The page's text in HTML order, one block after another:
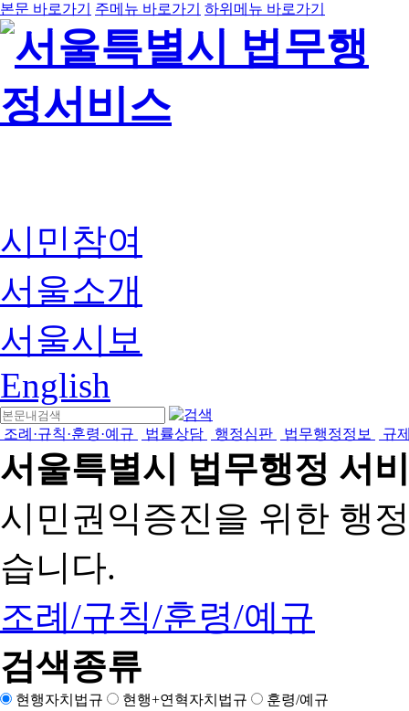
본문 바로가기 주메뉴 바로가기 하위메뉴 바로가기
시민참여
서울소개
서울시보
English
조례·규칙·훈령·예규 법률상담 행정심판 법무행정정보 규
서울특별시 법무행정 서
시민권익증진을 위한 행
습니다.
조례/규칙/훈령/예규
검색종류
현행자치법규 현행+연혁자치법규 훈령/예규